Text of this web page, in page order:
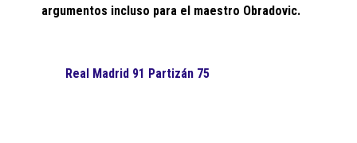
argumentos incluso para el maestro Obradovic.
Real Madrid 91 Partizán 75